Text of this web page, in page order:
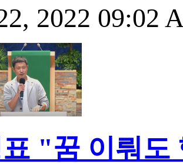
2022 09:02
"꿈 이뤄도